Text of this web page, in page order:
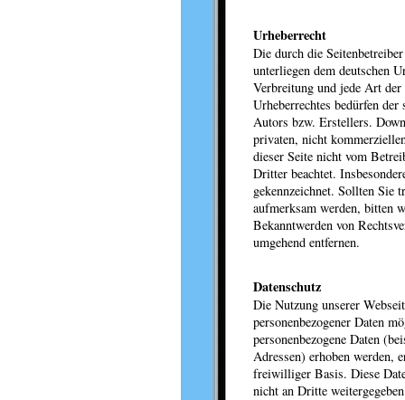
Urheberrecht
Die durch die
unterliegen dem deutschen
Verbreitung und jede Art der
Urheberrechtes bedürfen
Autors bzw. Erstellers.
privaten, nicht
dieser Seite nicht vom
Dritter beachtet.
gekennzeichnet. Sollten Sie
aufmerksam werden, bitten
Bekanntwerden von
umgehend entfernen.
Datenschutz
Die Nutzung unserer
personenbezogener Daten
personenbezogene Daten
Adressen) erhoben werden,
freiwilliger Basis. Diese
nicht an Dritte